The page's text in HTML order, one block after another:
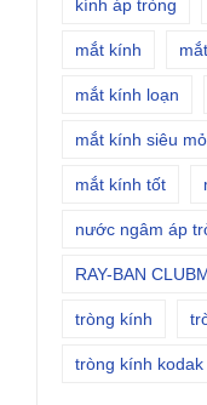
kính áp tròng
mắt kính
mắt kính loạn
mắt kính siêu
mắt kính tốt
nước ngâm áp
RAY-BAN
tròng kính
tròng kính kodak